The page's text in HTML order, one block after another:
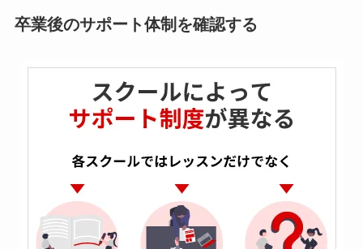
卒業後のサポート体制を確認する